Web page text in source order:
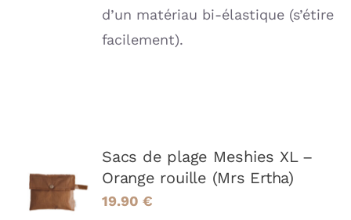
d’un matériau bi-élastique (s’étire
facilement).
AU
PANIER
/
Sacs de plage Meshies XL –
Orange rouille (Mrs Ertha)
19.90€